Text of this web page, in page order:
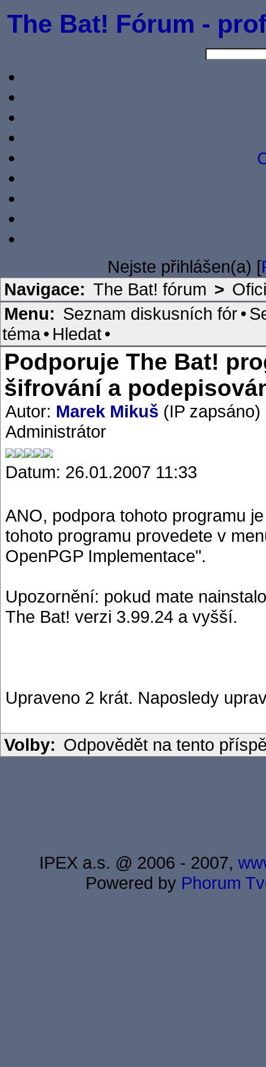
The Bat! Fórum -
Nejste přihlášen(a) [
Navigace: The Bat! fórum >
Menu: Seznam diskusních fór•
téma• Hledat•
Podporuje The Bat!
šifrování a
Autor: Marek Mikuš (IP zapsáno)
Administrátor
Datum: 26.01.2007 11:33
ANO, podpora tohoto programu
tohoto programu provedete v
OpenPGP Implementace".
Upozornění: pokud mate
The Bat! verzi 3.99.24 a vyšší.
Upraveno 2 krát. Naposledy
Volby: Odpovědět na tento
IPEX a.s. @ 2006 - 2007,
Powered by Phorum